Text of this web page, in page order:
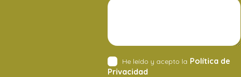
He leído y acepto la Política de
Privacidad